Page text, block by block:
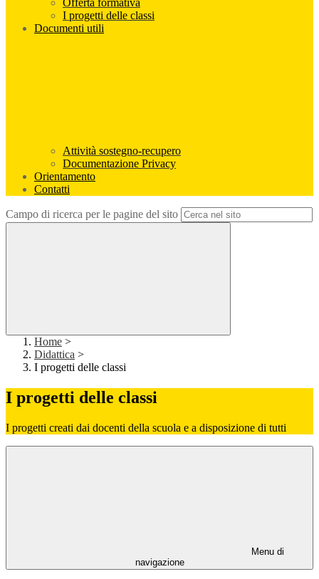
Offerta formativa
I progetti delle classi
Documenti utili
Attività sostegno-recupero
Documentazione Privacy
Orientamento
Contatti
Campo di ricerca per le pagine del sito
Home >
Didattica >
I progetti delle classi
I progetti delle classi
I progetti creati dai docenti della scuola e a disposizione di tutti
Menu di
navigazione